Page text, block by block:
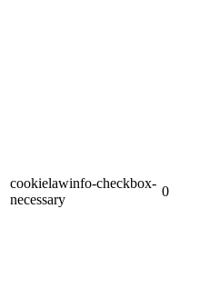
cookielawinfo-checkbox-
necessary
0